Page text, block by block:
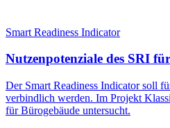
Smart Readiness Indicator
Nutzenpotenziale des SRI
Der Smart Readiness Indicator soll
verbindlich werden. Im Projekt
für Bürogebäude untersucht.